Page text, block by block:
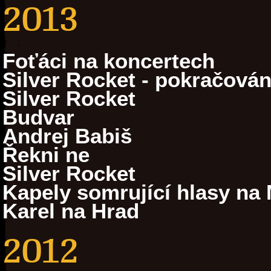
2013
Foťáci na koncertech
Silver Rocket -
Silver Rocket
Budvar
Andrej Babiš
Řekni ne
Silver Rocket
Kapely somrující hlasy na
Karel na Hrad
2012